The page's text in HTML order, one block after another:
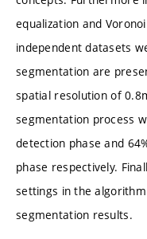
equalization and
independent datasets
segmentation are
spatial resolution of
segmentation process
detection phase and
phase respectively.
settings in the
segmentation results.